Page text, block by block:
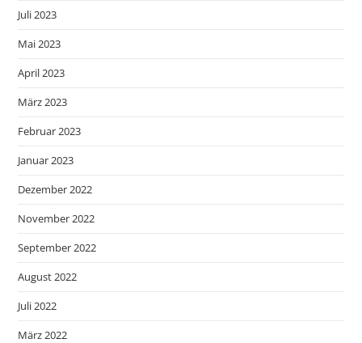
Juli 2023
Mai 2023
April 2023
März 2023
Februar 2023
Januar 2023
Dezember 2022
November 2022
September 2022
August 2022
Juli 2022
März 2022